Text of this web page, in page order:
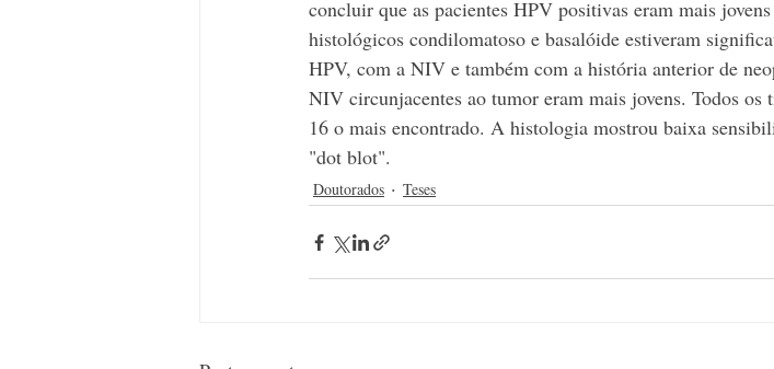
concluir que as pacientes HPV positivas eram mais
histológicos condilomatoso e basalóide estiveram
HPV, com a NIV e também com a história anterior de
NIV circunjacentes ao tumor eram mais jovens. Todos
16 o mais encontrado. A histologia mostrou baixa
"dot blot".
Doutorados Teses